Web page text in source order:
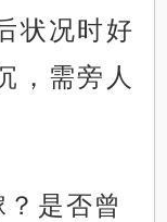
状况时好
，需旁人
是否曾